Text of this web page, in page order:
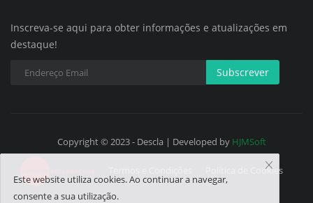
Inscreva-se aqui para obter informações e atualizações em
destaque!
Subscrever
Copyright © 2023 - Descla | Developed by HJMSoft
Política de Cookies
Este website utiliza cookies. Ao continuar a navegar,
consente a sua utilização.